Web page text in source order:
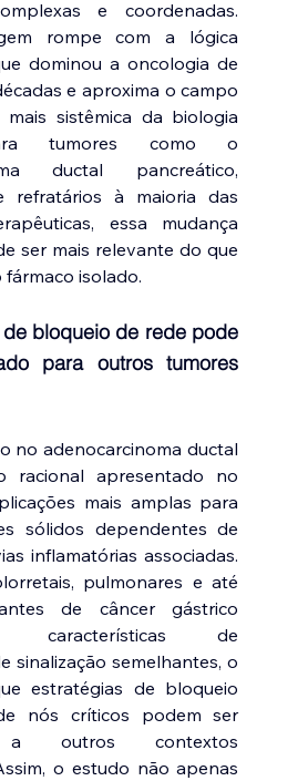
e coordenadas.
rompe com a lógica
dominou a oncologia de
e aproxima o campo
sistêmica da biologia
tumores como o
ductal pancreático,
refratários à maioria das
essa mudança
ser mais relevante do que
isolado.
bloqueio de rede pode
para outros tumores
no adenocarcinoma ductal
racional apresentado no
mais amplas para
sólidos dependentes de
inflamatórias associadas.
pulmonares e até
de câncer gástrico
características de
sinalização semelhantes, o
estratégias de bloqueio
nós críticos podem ser
a outros contextos
o estudo não apenas